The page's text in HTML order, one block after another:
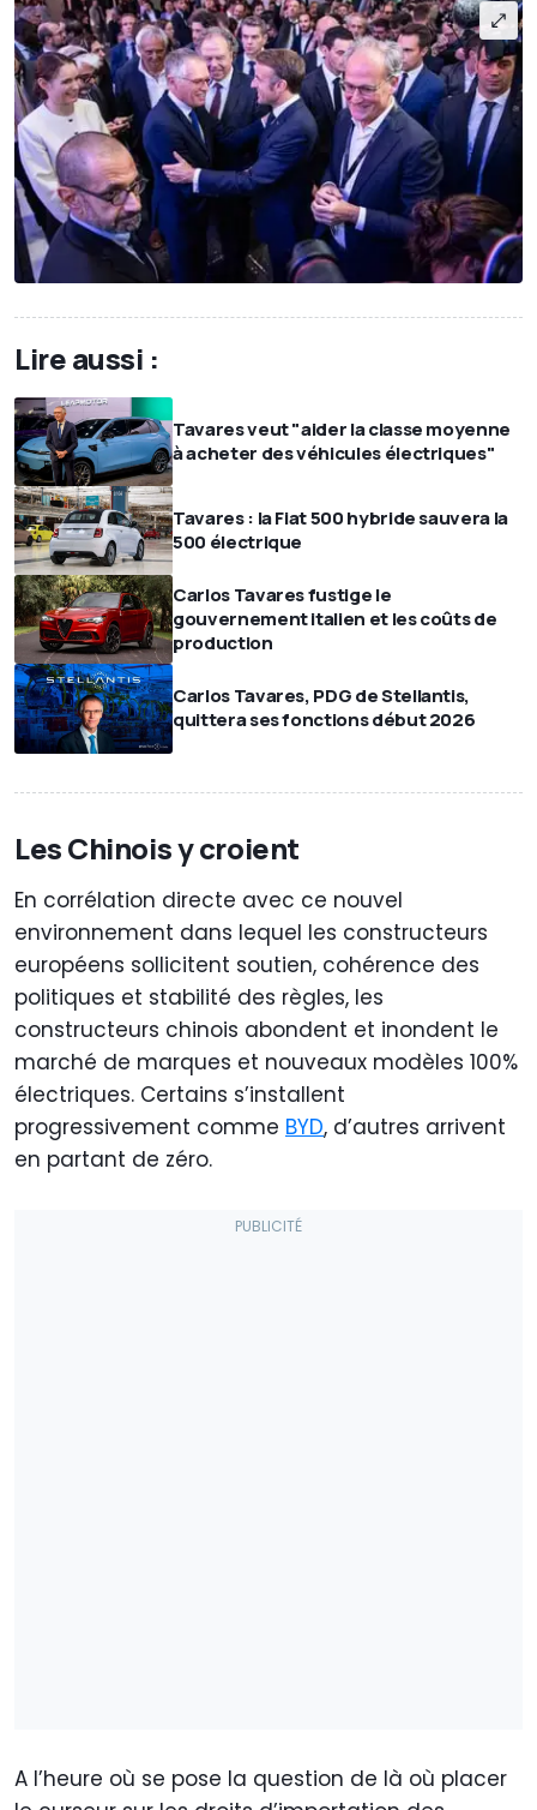
Lire aussi :
Tavares veut "aider la classe moyenne
à acheter des véhicules électriques"
Tavares : la Fiat 500 hybride sauvera la
500 électrique
Carlos Tavares fustige le
gouvernement italien et les coûts de
production
Carlos Tavares, PDG de Stellantis,
quittera ses fonctions début 2026
Les Chinois y croient
En corrélation directe avec ce nouvel
environnement dans lequel les constructeurs
européens sollicitent soutien, cohérence des
politiques et stabilité des règles, les
constructeurs chinois abondent et inondent le
marché de marques et nouveaux modèles 100%
électriques. Certains s’installent
progressivement comme BYD, d’autres arrivent
en partant de zéro.
A l’heure où se pose la question de là où placer